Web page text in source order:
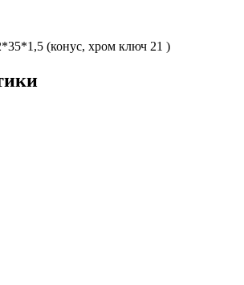
(конус, хром ключ 21 )